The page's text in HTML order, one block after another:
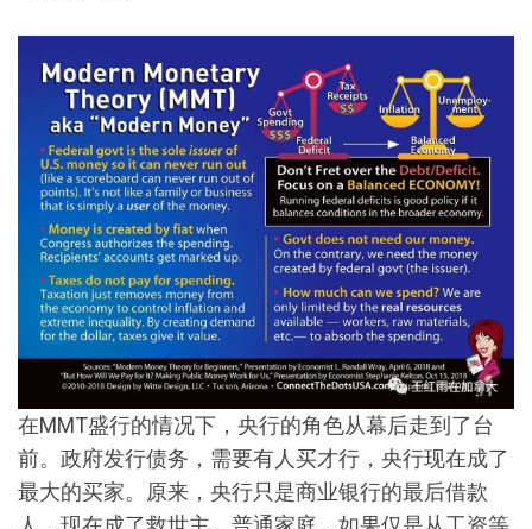
在MMT盛行的情况下，央行的角色从幕后走到了台
前。政府发行债务，需要有人买才行，央行现在成了
最大的买家。原来，央行只是商业银行的最后借款